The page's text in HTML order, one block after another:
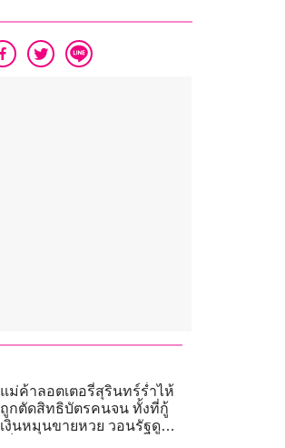
แม่ค้าลอตเตอรี่สุรินทร์ร่ำไห้
ถูกตัดสิทธิบัตรคนจน ทั้งที่กู้
เงินหมุนขายหวย วอนรัฐดูข้อ